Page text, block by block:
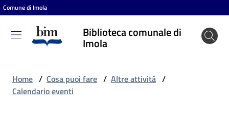
Vai al contenuto
Vai alla navigazione
Vai al footer
Comune di Imola
Biblioteca comunale di
Imola
Biblioteca
comunale
Home / Cosa puoi fare / Altre attività /
Calendario eventi